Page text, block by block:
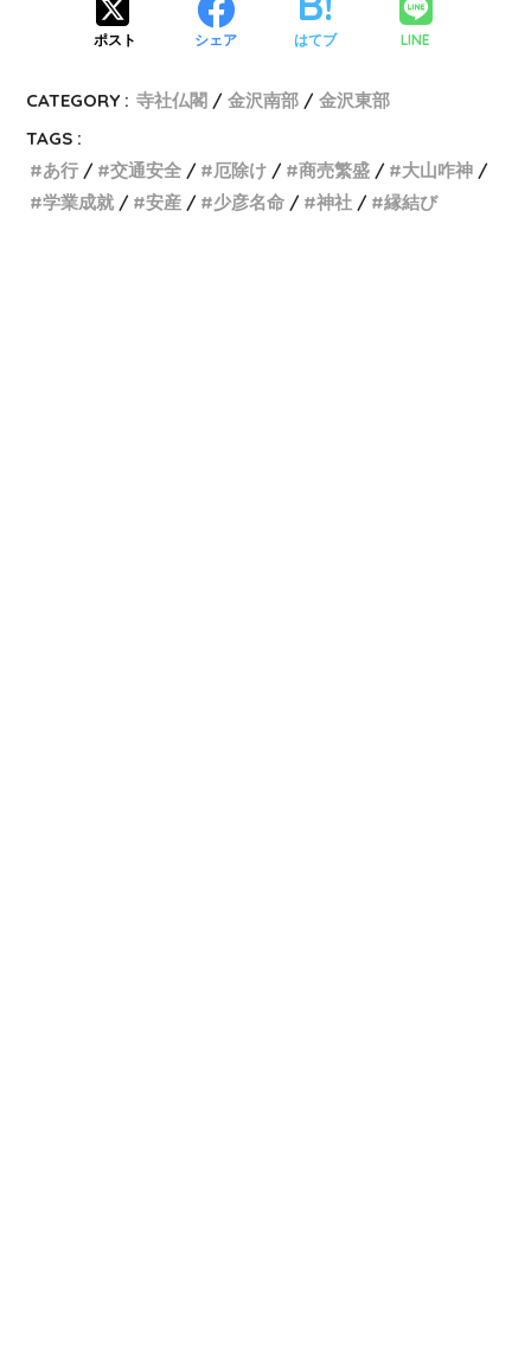
ポスト シェア はてブ LINE
CATEGORY : 寺社仏閣 金沢南部
金沢東部
TAGS :
あ行
交通安全 厄除け 商売繁盛
大山咋神
学業成就
安産 少彦名命 神社 縁結び